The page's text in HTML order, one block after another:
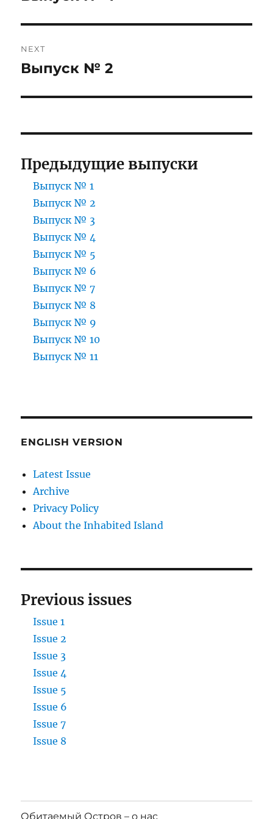
NEXT
Next
Выпуск № 2
Предыдущие выпуски
Выпуск № 1
Выпуск № 2
Выпуск № 3
Выпуск № 4
Выпуск № 5
Выпуск № 6
Выпуск № 7
Выпуск № 8
Выпуск № 9
Выпуск № 10
Выпуск № 11
ENGLISH VERSION
Latest Issue
Archive
Privacy Policy
About the Inhabited Island
Previous issues
Issue 1
Issue 2
Issue 3
Issue 4
Issue 5
Issue 6
Issue 7
Issue 8
Обитаемый Остров – о нас